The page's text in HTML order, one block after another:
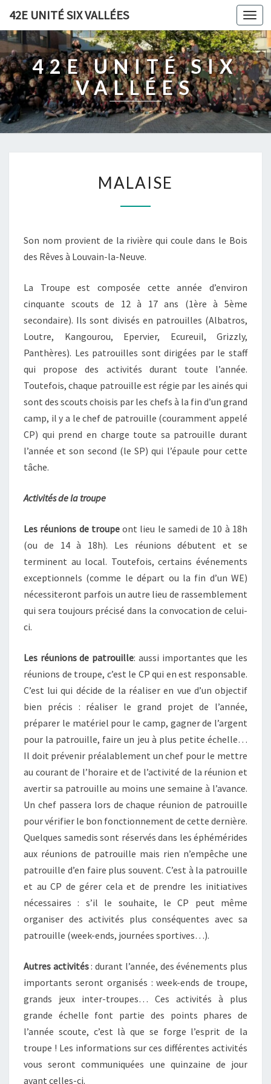
42E UNITÉ SIX VALLÉES
42E UNITÉ SIX
VALLÉES
A
A
S
MALAISE
Son nom provient de la rivière qui coule dans le Bois
des Rêves à Louvain-la-Neuve.
La Troupe est composée cette année d’environ
cinquante scouts de 12 à 17 ans (1ère à 5ème
secondaire). Ils sont divisés en patrouilles (Albatros,
Loutre, Kangourou, Epervier, Ecureuil, Grizzly,
Panthères). Les patrouilles sont dirigées par le staff
qui propose des activités durant toute l’année.
Toutefois, chaque patrouille est régie par les ainés qui
sont des scouts choisis par les chefs à la fin d’un grand
camp, il y a le chef de patrouille (couramment appelé
CP) qui prend en charge toute sa patrouille durant
l’année et son second (le SP) qui l’épaule pour cette
tâche.
Activités de la troupe
Les réunions de troupeont lieu le samedi de 10 à 18h
(ou de 14 à 18h). Les réunions débutent et se
terminent au local. Toutefois, certains événements
exceptionnels (comme le départ ou la fin d’un WE)
nécessiteront parfois un autre lieu de rassemblement
qui sera toujours précisé dans la convocation de celui-
ci.
Les réunions de patrouille: aussi importantes que les
réunions de troupe, c’est le CP qui en est responsable.
C’est lui qui décide de la réaliser en vue d’un objectif
bien précis : réaliser le grand projet de l’année,
préparer le matériel pour le camp, gagner de l’argent
pour la patrouille, faire un jeu à plus petite échelle…
Il doit prévenir préalablement un chef pour le mettre
au courant de l’horaire et de l’activité de la réunion et
avertir sa patrouille au moins une semaine à l’avance.
Un chef passera lors de chaque réunion de patrouille
pour vérifier le bon fonctionnement de cette dernière.
Quelques samedis sont réservés dans les éphémérides
aux réunions de patrouille mais rien n’empêche une
patrouille d’en faire plus souvent. C’est à la patrouille
et au CP de gérer cela et de prendre les initiatives
nécessaires : s’il le souhaite, le CP peut même
organiser des activités plus conséquentes avec sa
patrouille (week-ends, journées sportives…).
Autres activités: durant l’année, des événements plus
importants seront organisés : week-ends de troupe,
grands jeux inter-troupes… Ces activités à plus
grande échelle font partie des points phares de
l’année scoute, c’est là que se forge l’esprit de la
troupe ! Les informations sur ces différentes activités
vous seront communiquées une quinzaine de jour
avant celles-ci.